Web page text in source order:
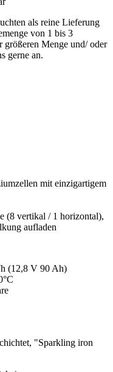
als reine Lieferung
von 1 bis 3
größeren Menge und/ oder
gerne an.
mit einzigartigem
(8 vertikal / 1 horizontal),
aufladen
(12,8 V 90 Ah)
"Sparkling iron